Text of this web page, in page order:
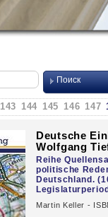
143 144 145 146 147
Deutsche
Wolfgang
Reihe
politische
Deutschland.
Martin Keller -